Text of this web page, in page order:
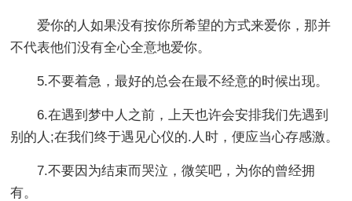
爱你的人如果没有按你所希望的方式来爱你，那并
不代表他们没有全心全意地爱你。
5.不要着急，最好的总会在最不经意的时候出现。
6.在遇到梦中人之前，上天也许会安排我们先遇到
别的人;在我们终于遇见心仪的.人时，便应当心存感激。
7.不要因为结束而哭泣，微笑吧，为你的曾经拥
有。